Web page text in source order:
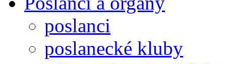
poslanci
poslanecké kluby